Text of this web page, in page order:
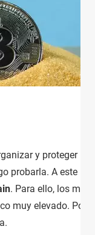
y proteger la
A este
. Para ello, los
muy elevado. Por